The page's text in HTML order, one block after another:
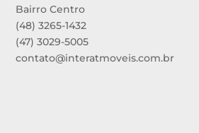
Bairro Centro
(48) 3265-1432
(47) 3029-5005
contato@interatmoveis.com.br